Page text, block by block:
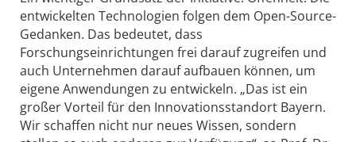
entwickelten Technologien folgen dem Open-Source-
Gedanken. Das bedeutet, dass
Forschungseinrichtungen frei darauf zugreifen und
auch Unternehmen darauf aufbauen können, um
eigene Anwendungen zu entwickeln. „Das ist ein
großer Vorteil für den Innovationsstandort Bayern.
Wir schaffen nicht nur neues Wissen, sondern